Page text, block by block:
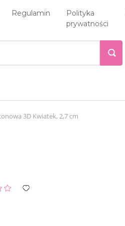
Regulamin
Polityka
prywatności
3D Kwiatek, 2,7 cm